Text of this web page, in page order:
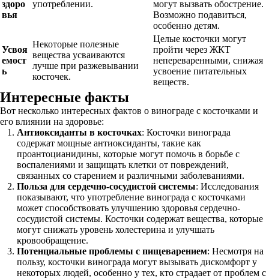
здоро
вья
употреблении.
могут вызвать обострение.
Возможно подавиться,
особенно детям.
Усвоя
емост
ь
Некоторые полезные
вещества усваиваются
лучше при разжевывании
косточек.
Целые косточки могут
пройти через ЖКТ
непереваренными, снижая
усвоение питательных
веществ.
Интересные факты
Вот несколько интересных фактов о винограде с косточками и
его влиянии на здоровье:
Антиоксиданты в косточках: Косточки винограда
содержат мощные антиоксиданты, такие как
проантоцианидины, которые могут помочь в борьбе с
воспалениями и защищать клетки от повреждений,
связанных со старением и различными заболеваниями.
Польза для сердечно-сосудистой системы: Исследования
показывают, что употребление винограда с косточками
может способствовать улучшению здоровья сердечно-
сосудистой системы. Косточки содержат вещества, которые
могут снижать уровень холестерина и улучшать
кровообращение.
Потенциальные проблемы с пищеварением: Несмотря на
пользу, косточки винограда могут вызывать дискомфорт у
некоторых людей, особенно у тех, кто страдает от проблем с